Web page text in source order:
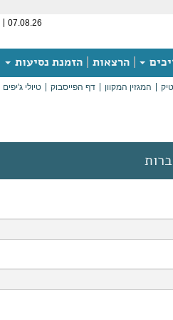
07.08.26
הרצאות הזמנת נסיעות
המגזין המקוון דף הפייסבוק טיולי ג'יפים